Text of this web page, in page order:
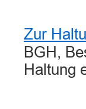
Zur
BGH,
Haltung